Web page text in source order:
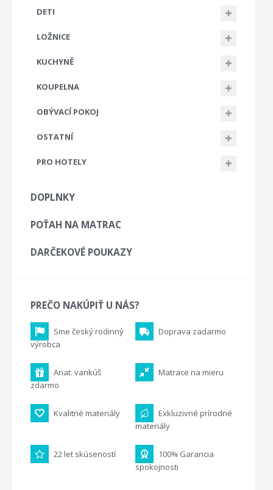
DETI
LOŽNICE
KUCHYNĚ
KOUPELNA
OBÝVACÍ POKOJ
OSTATNÍ
PRO HOTELY
DOPLNKY
POŤAH NA MATRAC
DARČEKOVÉ POUKAZY
PREČO NAKÚPIŤ U NÁS?
Sme český rodinný
výrobca
Doprava zadarmo
Anat. vankúš
zdarmo
Matrace na mieru
Kvalitné materiály
Exkluzivné prírodné
materiály
22 let skúseností
100% Garancia
spokojnosti